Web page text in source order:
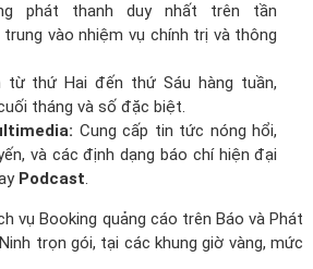
phát thanh duy nhất trên tần
trung vào nhiệm vụ chính trị và thông
từ thứ Hai đến thứ Sáu hàng tuần,
tháng và số đặc biệt.
Cung cấp tin tức nóng hổi,
và các định dạng báo chí hiện đại
Podcast.
vụ Booking quảng cáo trên Báo và Phát
trọn gói, tại các khung giờ vàng, mức